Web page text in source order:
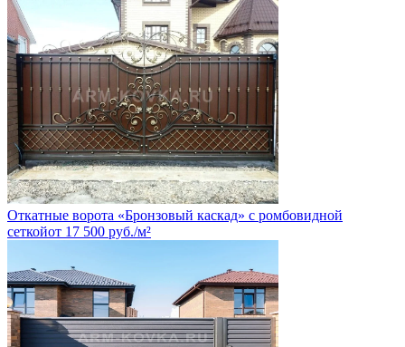
Откатные ворота «Бронзовый каскад» с ромбовидной
сеткойот 17 500 руб./м²